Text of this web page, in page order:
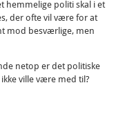
hemmelige politi skal i et
der ofte vil være for at
mod besværlige, men
netop er det politiske
ville være med til?